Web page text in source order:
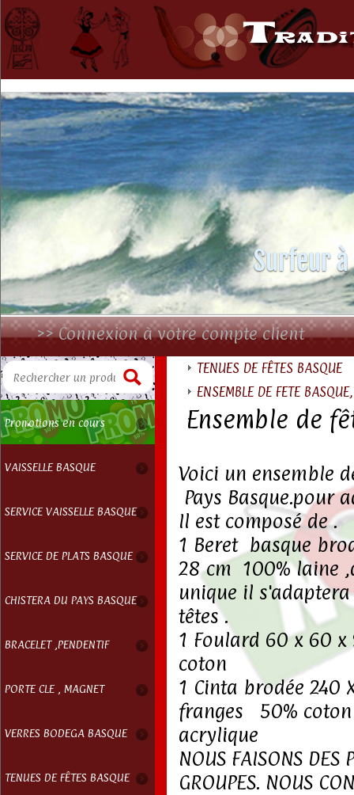
Surfeur
>> Connexion à votre compte client
Promotions en cours
VAISSELLE BASQUE
SERVICE VAISSELLE BASQUE
SERVICE DE PLATS BASQUE
CHISTERA DU PAYS BASQUE
BRACELET ,PENDENTIF
PORTE CLE , MAGNET
VERRES BODEGA BASQUE
TENUES DE FÊTES BASQUE
TENUES DE FÊTES BASQUE
ENSEMBLE DE FETE
Ensemble de
Voici un ensemble
Pays Basque.pour
Il est composé de .
1 Beret basque
28 cm 100% laine
unique il
têtes .
1 Foulard 60 x 60
coton
1 Cinta brodée 240
franges 50%
acrylique
NOUS FAISONS DES
GROUPES. NOUS